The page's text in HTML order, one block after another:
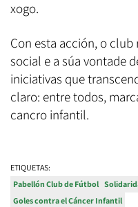
xogo.
Con esta acción, o
social e a súa vontade
iniciativas que
claro: entre todos,
cancro infantil.
ETIQUETAS:
Pabellón Club de Fútbol
Goles contra el Cáncer Infantil